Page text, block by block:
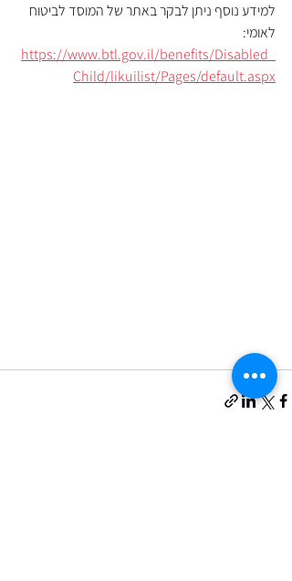
למידע נוסף ניתן לבקר באתר של המוסד לביטוח
לאומי:
https://www.btl.gov.il/benefits/Disabled_
Child/likuilist/Pages/default.aspx